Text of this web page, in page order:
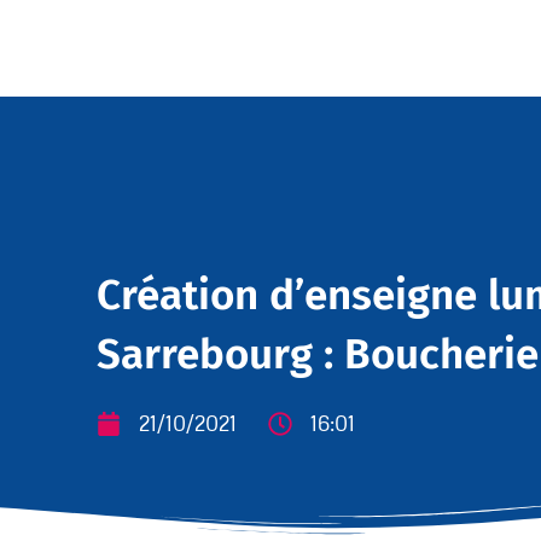
Création d’enseigne
Sarrebourg :
21/10/2021 16:01